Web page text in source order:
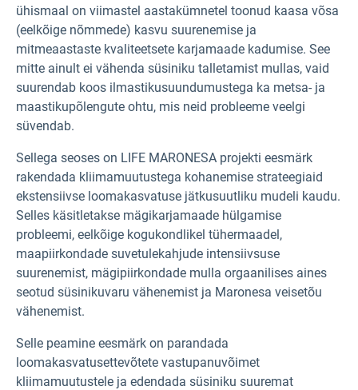
ühismaal on viimastel aastakümnetel toonud kaasa võsa
(eelkõige nõmmede) kasvu suurenemise ja
mitmeaastaste kvaliteetsete karjamaade kadumise. See
mitte ainult ei vähenda süsiniku talletamist mullas, vaid
suurendab koos ilmastikusuundumustega ka metsa- ja
maastikupõlengute ohtu, mis neid probleeme veelgi
süvendab.
Sellega seoses on LIFE MARONESA projekti eesmärk
rakendada kliimamuutustega kohanemise strateegiaid
ekstensiivse loomakasvatuse jätkusuutliku mudeli kaudu.
Selles käsitletakse mägikarjamaade hülgamise
probleemi, eelkõige kogukondlikel tühermaadel,
maapiirkondade suvetulekahjude intensiivsuse
suurenemist, mägipiirkondade mulla orgaanilises aines
seotud süsinikuvaru vähenemist ja Maronesa veisetõu
vähenemist.
Selle peamine eesmärk on parandada
loomakasvatusettevõtete vastupanuvõimet
kliimamuutustele ja edendada süsiniku suuremat